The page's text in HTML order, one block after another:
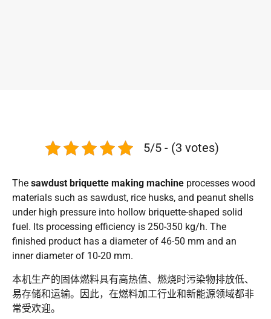
5/5 - (3 votes)
The sawdust briquette making machine processes wood
materials such as sawdust, rice husks, and peanut shells
under high pressure into hollow briquette-shaped solid
fuel. Its processing efficiency is 250-350 kg/h. The
finished product has a diameter of 46-50 mm and an
inner diameter of 10-20 mm.
本机生产的固体燃料具有高热值、燃烧时污染物排放低、
易存储和运输。因此，在燃料加工行业和新能源领域都非
常受欢迎。